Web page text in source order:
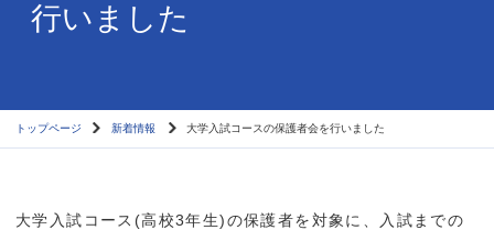
行いました
トップページ 新着情報 大学入試コースの保護者会を行いました
大学入試コース(高校3年生)の保護者を対象に、入試までの